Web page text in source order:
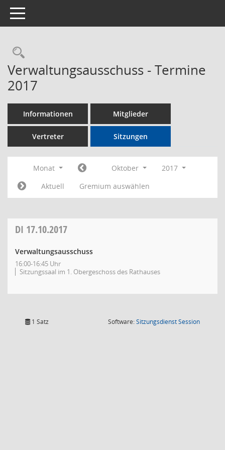
Toggle navigation
Rechercheauswahl
Verwaltungsausschuss - Termine
2017
Informationen Mitglieder
Vertreter Sitzungen
Monat Oktober
2017
Aktuell
Gremium auswählen
DI 17.10.2017
Verwaltungsausschuss
16:00-16:45 Uhr
Sitzungssaal im 1. Obergeschoss des Rathauses
1 Satz Software:SitzungsdienstSession(Wird in